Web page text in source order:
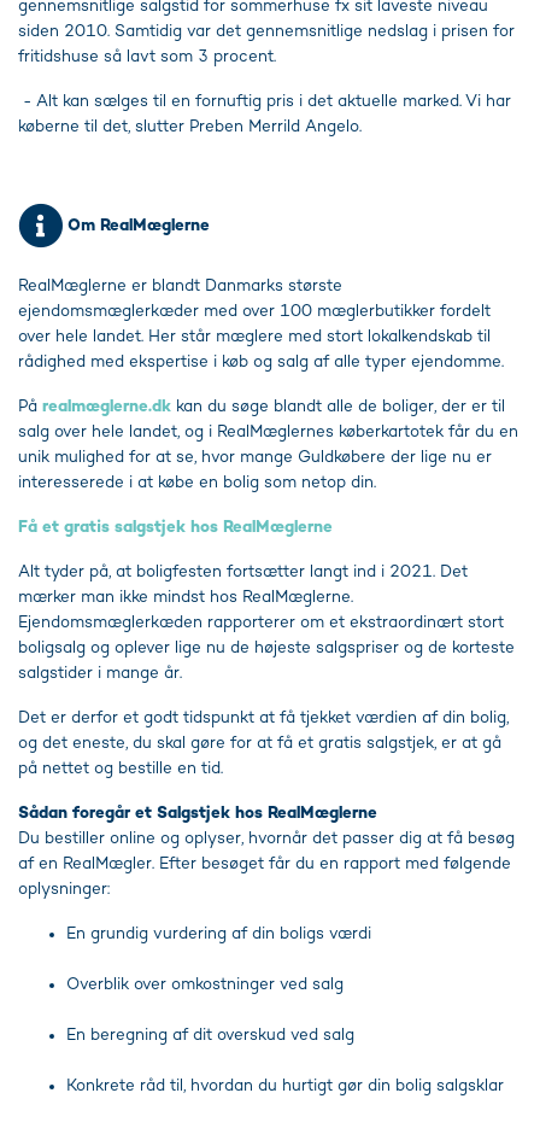
gennemsnitlige salgstid for sommerhuse fx sit laveste niveau
siden 2010. Samtidig var det gennemsnitlige nedslag i prisen for
fritidshuse så lavt som 3 procent.
- Alt kan sælges til en fornuftig pris i det aktuelle marked. Vi har
køberne til det, slutter Preben Merrild Angelo.
Om RealMæglerne
RealMæglerne er blandt Danmarks største
ejendomsmæglerkæder med over 100 mæglerbutikker fordelt
over hele landet. Her står mæglere med stort lokalkendskab til
rådighed med ekspertise i køb og salg af alle typer ejendomme.
På realmæglerne.dk kan du søge blandt alle de boliger, der er til
salg over hele landet, og i RealMæglernes køberkartotek får du en
unik mulighed for at se, hvor mange Guldkøbere der lige nu er
interesserede i at købe en bolig som netop din.
Få et gratis salgstjek hos RealMæglerne
Alt tyder på, at boligfesten fortsætter langt ind i 2021. Det
mærker man ikke mindst hos RealMæglerne.
Ejendomsmæglerkæden rapporterer om et ekstraordinært stort
boligsalg og oplever lige nu de højeste salgspriser og de korteste
salgstider i mange år.
Det er derfor et godt tidspunkt at få tjekket værdien af din bolig,
og det eneste, du skal gøre for at få et gratis salgstjek, er at gå
på nettet og bestille en tid.
Sådan foregår et Salgstjek hos RealMæglerne
Du bestiller online og oplyser, hvornår det passer dig at få besøg
af en RealMægler. Efter besøget får du en rapport med følgende
oplysninger:
En grundig vurdering af din boligs værdi
Overblik over omkostninger ved salg
En beregning af dit overskud ved salg
Konkrete råd til, hvordan du hurtigt gør din bolig salgsklar